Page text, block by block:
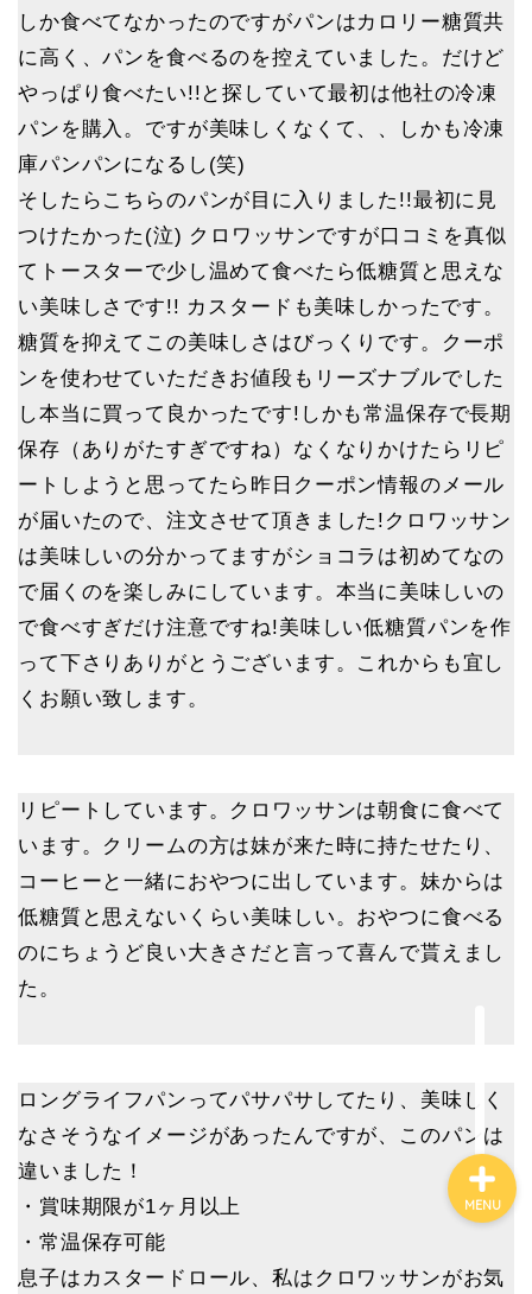
しか食べてなかったのですがパンはカロリー糖質共
に高く、パンを食べるのを控えていました。だけど
やっぱり食べたい!!と探していて最初は他社の冷凍
パンを購入。ですが美味しくなくて、、しかも冷凍
庫パンパンになるし(笑)
そしたらこちらのパンが目に入りました!!最初に見
つけたかった(泣) クロワッサンですが口コミを真似
てトースターで少し温めて食べたら低糖質と思えな
い美味しさです!! カスタードも美味しかったです。
糖質を抑えてこの美味しさはびっくりです。クーポ
ンを使わせていただきお値段もリーズナブルでした
し本当に買って良かったです!しかも常温保存で長期
保存（ありがたすぎですね）なくなりかけたらリピ
ートしようと思ってたら昨日クーポン情報のメール
が届いたので、注文させて頂きました!クロワッサン
は美味しいの分かってますがショコラは初めてなの
で届くのを楽しみにしています。本当に美味しいの
で食べすぎだけ注意ですね!美味しい低糖質パンを作
って下さりありがとうございます。これからも宜し
くお願い致します。
リピートしています。クロワッサンは朝食に食べて
います。クリームの方は妹が来た時に持たせたり、
コーヒーと一緒におやつに出しています。妹からは
低糖質と思えないくらい美味しい。おやつに食べる
のにちょうど良い大きさだと言って喜んで貰えまし
た。
ロングライフパンってパサパサしてたり、美味しく
なさそうなイメージがあったんですが、このパンは
違いました！
・賞味期限が1ヶ月以上
・常温保存可能
息子はカスタードロール、私はクロワッサンがお気
MENU
睡眠
子育て